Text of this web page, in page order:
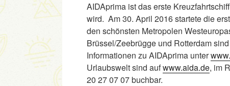
AIDAprima ist das erste
wird. Am 30. April 2016 startete die
den schönsten Metropolen
Brüssel/Zeebrügge und Rotterdam
Informationen zu AIDAprima unter
Urlaubswelt sind aufwww.aida.de, im
20 27 07 07 buchbar.